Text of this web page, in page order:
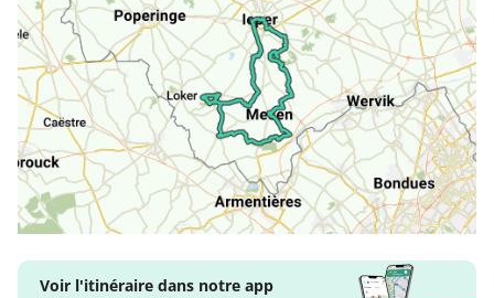
Voir l'itinéraire dans notre app